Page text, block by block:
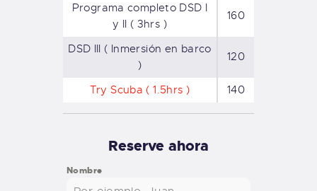
Programa completo DSD I
y II ( 3hrs )
160
DSD III ( Inmersión en barco
)
120
Try Scuba ( 1.5hrs ) 140
Reserve ahora
Nombre